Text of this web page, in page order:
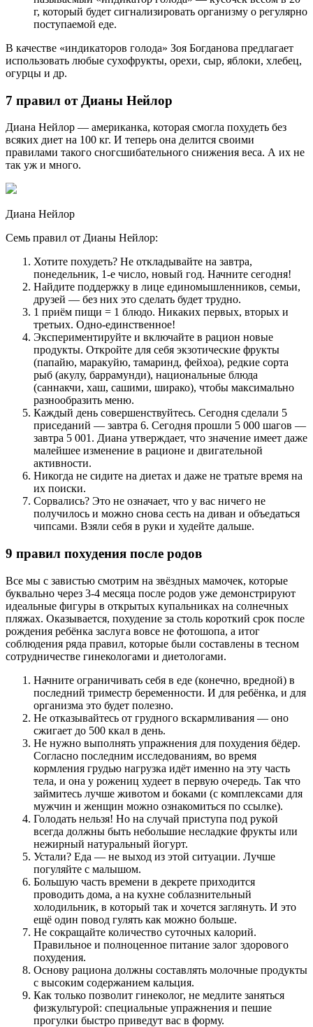
г, который будет сигнализировать организму о регулярно
поступаемой еде.
В качестве «индикаторов голода» Зоя Богданова предлагает
использовать любые сухофрукты, орехи, сыр, яблоки, хлебец,
огурцы и др.
7 правил от Дианы Нейлор
Диана Нейлор — американка, которая смогла похудеть без
всяких диет на 100 кг. И теперь она делится своими
правилами такого сногсшибательного снижения веса. А их не
так уж и много.
Диана Нейлор
Семь правил от Дианы Нейлор:
Хотите похудеть? Не откладывайте на завтра,
понедельник, 1-е число, новый год. Начните сегодня!
Найдите поддержку в лице единомышленников, семьи,
друзей — без них это сделать будет трудно.
1 приём пищи = 1 блюдо. Никаких первых, вторых и
третьих. Одно-единственное!
Экспериментируйте и включайте в рацион новые
продукты. Откройте для себя экзотические фрукты
(папайю, маракуйю, тамаринд, фейхоа), редкие сорта
рыб (акулу, баррамунди), национальные блюда
(саннакчи, хаш, сашими, ширако), чтобы максимально
разнообразить меню.
Каждый день совершенствуйтесь. Сегодня сделали 5
приседаний — завтра 6. Сегодня прошли 5 000 шагов —
завтра 5 001. Диана утверждает, что значение имеет даже
малейшее изменение в рационе и двигательной
активности.
Никогда не сидите на диетах и даже не тратьте время на
их поиски.
Сорвались? Это не означает, что у вас ничего не
получилось и можно снова сесть на диван и объедаться
чипсами. Взяли себя в руки и худейте дальше.
9 правил похудения после родов
Все мы с завистью смотрим на звёздных мамочек, которые
буквально через 3-4 месяца после родов уже демонстрируют
идеальные фигуры в открытых купальниках на солнечных
пляжах. Оказывается, похудение за столь короткий срок после
рождения ребёнка заслуга вовсе не фотошопа, а итог
соблюдения ряда правил, которые были составлены в тесном
сотрудничестве гинекологами и диетологами.
Начните ограничивать себя в еде (конечно, вредной) в
последний триместр беременности. И для ребёнка, и для
организма это будет полезно.
Не отказывайтесь от грудного вскармливания — оно
сжигает до 500 ккал в день.
Не нужно выполнять упражнения для похудения бёдер.
Согласно последним исследованиям, во время
кормления грудью нагрузка идёт именно на эту часть
тела, и она у рожениц худеет в первую очередь. Так что
займитесь лучше животом и боками (с комплексами для
мужчин и женщин можно ознакомиться по ссылке).
Голодать нельзя! Но на случай приступа под рукой
всегда должны быть небольшие несладкие фрукты или
нежирный натуральный йогурт.
Устали? Еда — не выход из этой ситуации. Лучше
погуляйте с малышом.
Большую часть времени в декрете приходится
проводить дома, а на кухне соблазнительный
холодильник, в который так и хочется заглянуть. И это
ещё один повод гулять как можно больше.
Не сокращайте количество суточных калорий.
Правильное и полноценное питание залог здорового
похудения.
Основу рациона должны составлять молочные продукты
с высоким содержанием кальция.
Как только позволит гинеколог, не медлите заняться
физкультурой: специальные упражнения и пешие
прогулки быстро приведут вас в форму.